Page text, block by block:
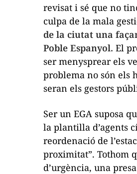
revisat i sé que no
culpa de la mala
de la ciutat una
Poble Espanyol. El
ser menysprear els
problema no són els
seran els gestors
Ser un EGA suposa
la plantilla d’agents
reordenació de
proximitat”. Tothom
d’urgència, una